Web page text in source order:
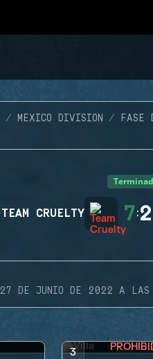
MEXICO DIVISION FASE
TEAM CRUELTY 7:2
27 DE JUNIO DE 2022 A
3